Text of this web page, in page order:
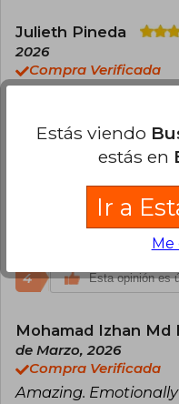
Julieth Pineda
2026
Compra Verificada
Esta opinión es
Miguel Orozco
Compra Verificada
Just an awesome
4 Esta opinión es
Mohamad Izhan Md
de Marzo, 2026
Compra Verificada
Amazing.
Estás viendo
estás en
Ir a